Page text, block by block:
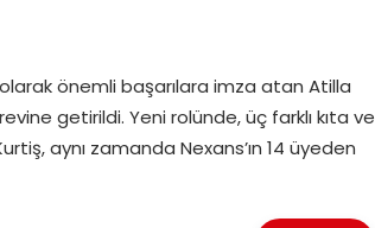
önemli başarılara imza atan Atilla
getirildi. Yeni rolünde, üç farklı kıta ve
aynı zamanda Nexans’ın 14 üyeden